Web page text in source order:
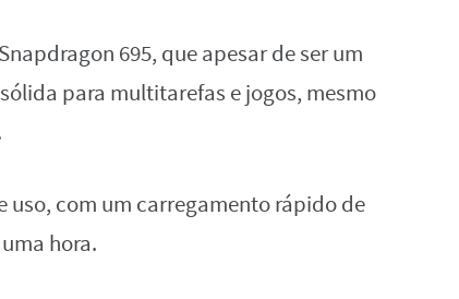
695, que apesar de ser um
para multitarefas e jogos, mesmo
uso, com um carregamento rápido de
hora.